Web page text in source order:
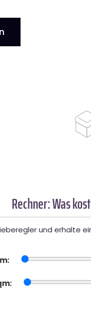
Rechner: Was
und erhalte